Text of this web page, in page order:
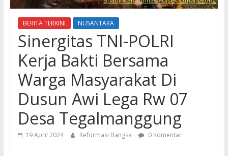
BERITA TERKINI NUSANTARA
Sinergitas TNI-POLRI
Kerja Bakti Bersama
Warga Masyarakat Di
Dusun Awi Lega Rw 07
Desa Tegalmanggung
19 April 2024 Reformasi Bangsa 0 Komentar